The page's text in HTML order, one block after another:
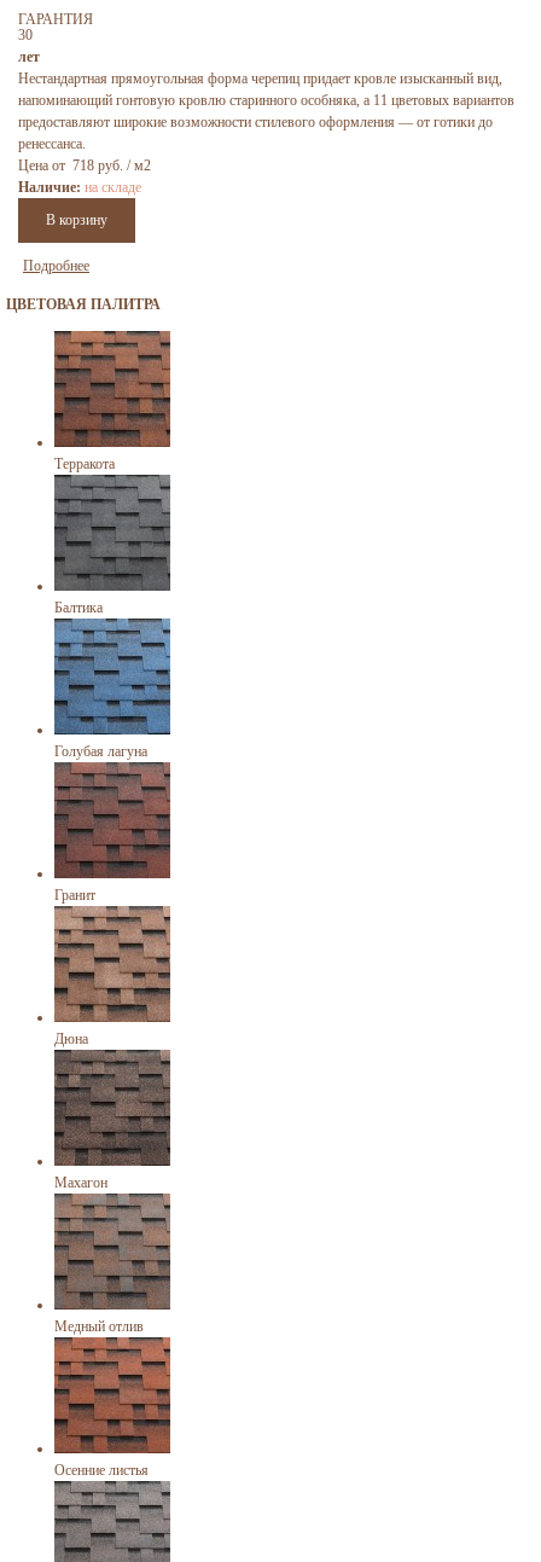
ГАРАНТИЯ
30
лет
Нестандартная прямоугольная форма черепиц придает кровле изысканный вид,
напоминающий гонтовую кровлю старинного особняка, а 11 цветовых вариантов
предоставляют широкие возможности стилевого оформления — от готики до
ренессанса.
Цена от 718 руб. / м2
Наличие: на складе
Подробнее
ЦВЕТОВАЯ ПАЛИТРА
Терракота
Балтика
Голубая лагуна
Гранит
Дюна
Махагон
Медный отлив
Осенние листья